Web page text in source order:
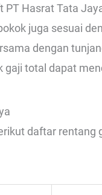
PT Hasrat Tata
juga sesuai
dengan
total dapat
daftar